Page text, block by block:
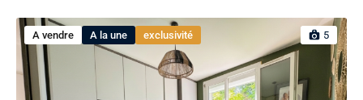
A vendre A la une exclusivité 5